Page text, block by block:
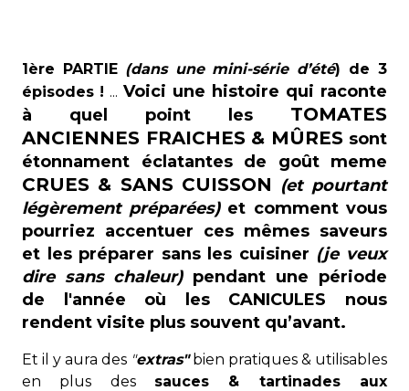
1ère PARTIE (dans une mini-série d’été) de 3
épisodes ! ... Voici une histoire qui raconte
à quel point les TOMATES
ANCIENNES FRAICHES & MÛRES sont
étonnament éclatantes de goût meme
CRUES & SANS CUISSON (et pourtant
légèrement préparées)et comment vous
pourriez accentuer ces mêmes saveurs
et les préparer sans les cuisiner (je veux
dire sans chaleur)pendant une période
de l'année où les CANICULES nous
rendent visite plus souvent qu’avant.
Et il y aura des "extras"bien pratiques & utilisables
en plus des sauces & tartinades aux